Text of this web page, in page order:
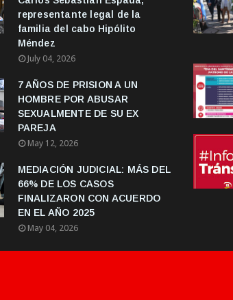
representante legal de la
familia del cabo Hipólito
Méndez
July 04, 2026
7 AÑOS DE PRISION A UN
HOMBRE POR ABUSAR
SEXUALMENTE DE SU EX
PAREJA
May 12, 2026
MEDIACIÓN JUDICIAL: MÁS DEL
66% DE LOS CASOS
FINALIZARON CON ACUERDO
EN EL AÑO 2025
May 04, 2026